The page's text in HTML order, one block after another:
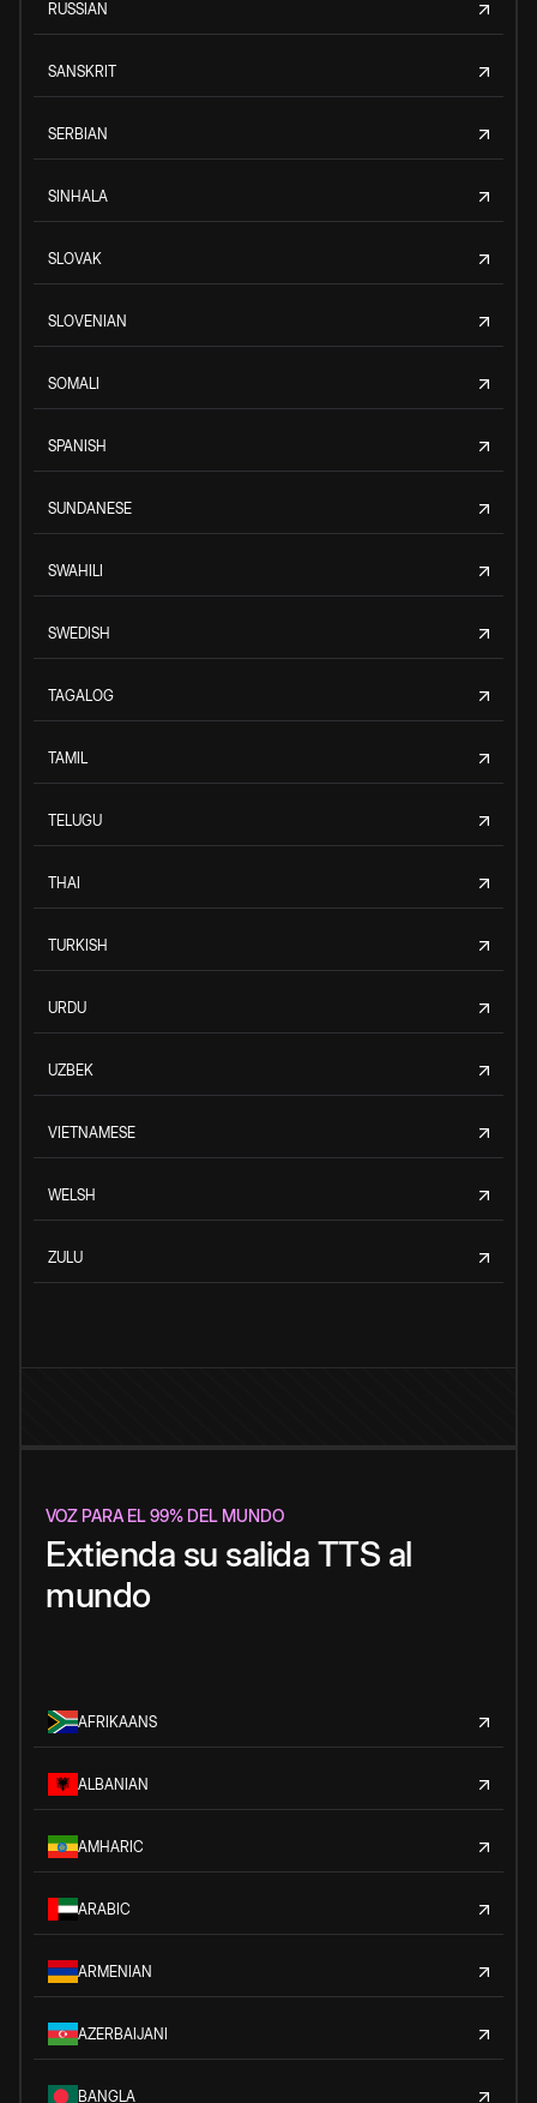
RUSSIAN
SANSKRIT
SERBIAN
SINHALA
SLOVAK
SLOVENIAN
SOMALI
SPANISH
SUNDANESE
SWAHILI
SWEDISH
TAGALOG
TAMIL
TELUGU
THAI
TURKISH
URDU
UZBEK
VIETNAMESE
WELSH
ZULU
VOZ PARA EL 99% DEL MUNDO
Extienda su salida TTS al
mundo
AFRIKAANS
ALBANIAN
AMHARIC
ARABIC
ARMENIAN
AZERBAIJANI
BANGLA